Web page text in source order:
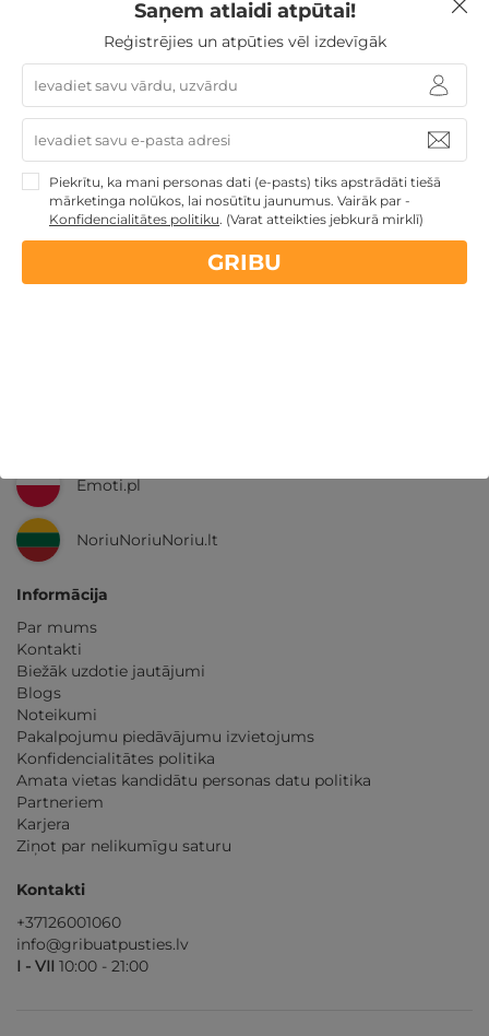
Nekādasapkalpošanas un administrācijasmaksas
14 dienu naudas atmaksas garantija
Kvalitatīva klientuapkalpošana
Emoti.pl
NoriuNoriuNoriu.lt
Informācija
Par mums
Kontakti
Biežāk uzdotie jautājumi
Blogs
Noteikumi
Pakalpojumu piedāvājumu izvietojums
Konfidencialitātes politika
Amata vietas kandidātu personas datu politika
Partneriem
Karjera
Ziņot par nelikumīgu saturu
Kontakti
+37126001060
info@gribuatpusties.lv
I - VII 10:00 - 21:00
Saņem atlaidi atpūtai!
Reģistrējies un atpūties vēl izdevīgāk
Piekrītu, ka mani personas dati (e-pasts) tiks apstrādāti tiešā
mārketinga nolūkos, lai nosūtītu jaunumus. Vairāk par -
Konfidencialitātes politiku. (Varat atteikties jebkurā mirklī)
GRIBU